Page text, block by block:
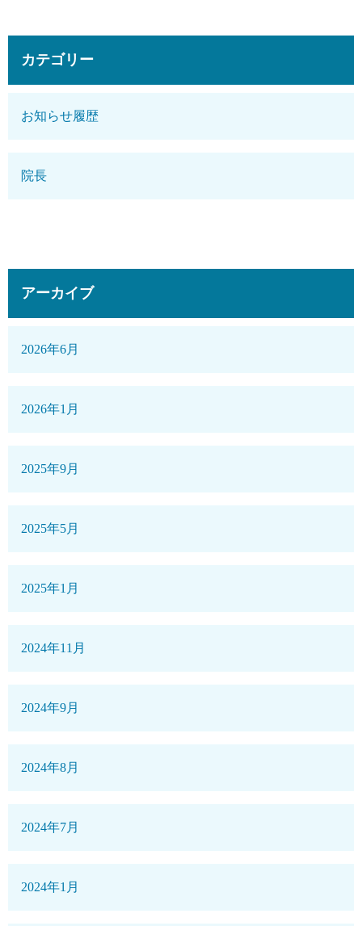
カテゴリー
お知らせ履歴
院長
アーカイブ
2026年6月
2026年1月
2025年9月
2025年5月
2025年1月
2024年11月
2024年9月
2024年8月
2024年7月
2024年1月